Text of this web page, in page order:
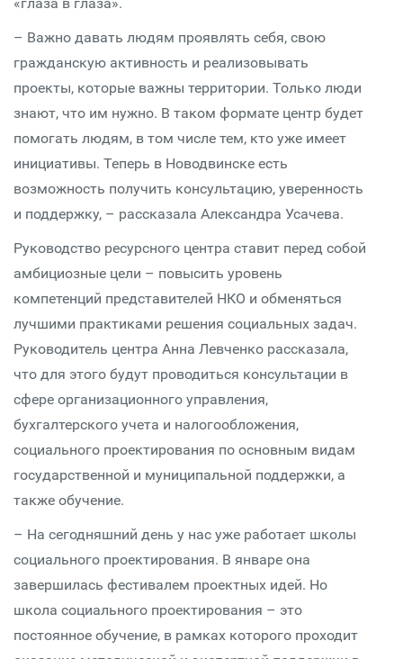
– Важно давать людям проявлять себя, свою
гражданскую активность и реализовывать
проекты, которые важны территории. Только люди
знают, что им нужно. В таком формате центр будет
помогать людям, в том числе тем, кто уже имеет
инициативы. Теперь в Новодвинске есть
возможность получить консультацию, уверенность
и поддержку, – рассказала Александра Усачева.
Руководство ресурсного центра ставит перед собой
амбициозные цели – повысить уровень
компетенций представителей НКО и обменяться
лучшими практиками решения социальных задач.
Руководитель центра Анна Левченко рассказала,
что для этого будут проводиться консультации в
сфере организационного управления,
бухгалтерского учета и налогообложения,
социального проектирования по основным видам
государственной и муниципальной поддержки, а
также обучение.
– На сегодняшний день у нас уже работает школы
социального проектирования. В январе она
завершилась фестивалем проектных идей. Но
школа социального проектирования – это
постоянное обучение, в рамках которого проходит